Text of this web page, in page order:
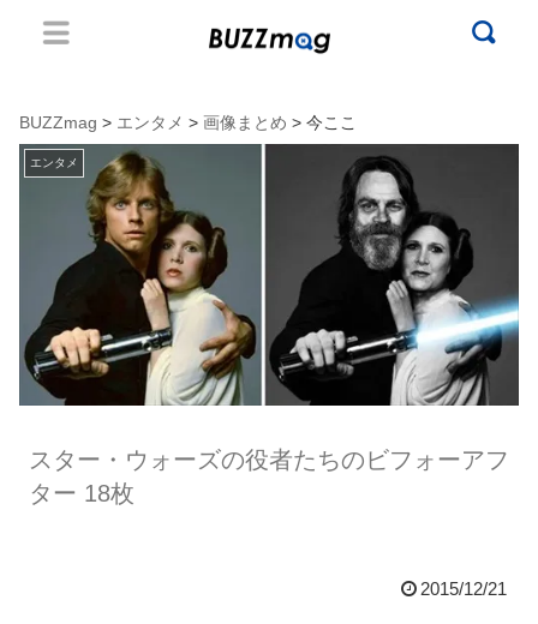
BUZZmag > エンタメ > 画像まとめ > 今ここ
エンタメ
スター・ウォーズの役者たちのビフォーアフ
ター 18枚
2015/12/21